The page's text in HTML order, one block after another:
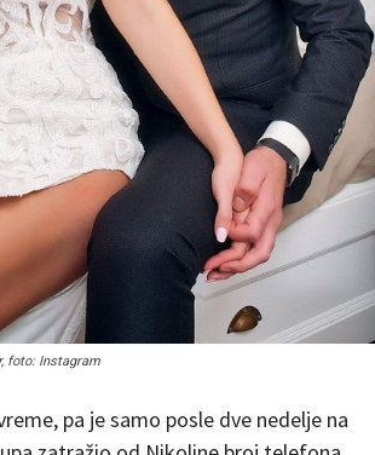
foto: Instagram
pa je samo posle dve nedelje na